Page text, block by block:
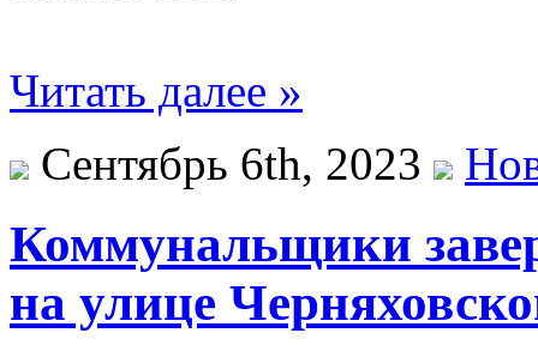
Читать далее »
Сентябрь 6th, 2023
Коммунальщики
на улице